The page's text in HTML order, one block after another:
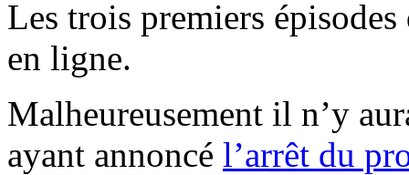
Les trois premiers
en ligne.
Malheureusement il n’y
ayant annoncé l’arrêt du